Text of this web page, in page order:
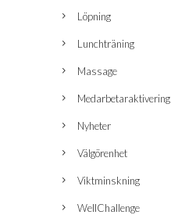
Löpning
Lunchträning
Massage
Medarbetaraktivering
Nyheter
Välgörenhet
Viktminskning
WellChallenge